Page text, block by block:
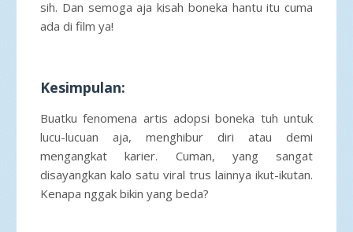
sih. Dan semoga aja kisah boneka hantu itu cuma
ada di film ya!
Kesimpulan:
Buatku fenomena artis adopsi boneka tuh untuk
lucu-lucuan aja, menghibur diri atau demi
mengangkat karier. Cuman, yang sangat
disayangkan kalo satu viral trus lainnya ikut-ikutan.
Kenapa nggak bikin yang beda?